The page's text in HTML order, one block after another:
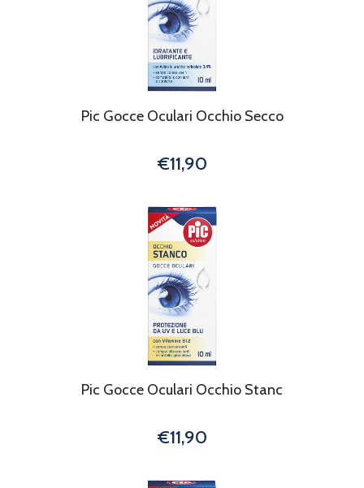
Pic Gocce Oculari Occhio Secco
€11,90
Pic Gocce Oculari Occhio Stanc
€11,90